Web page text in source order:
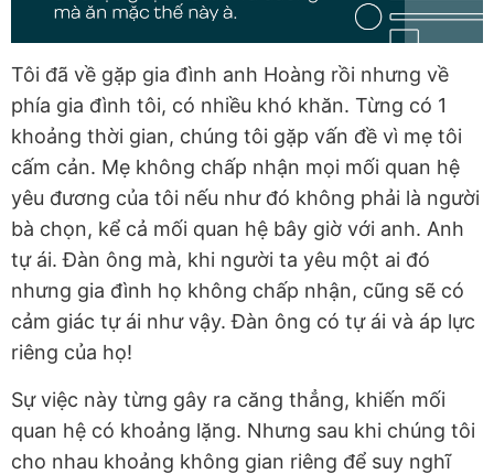
Tôi đã về gặp gia đình anh Hoàng rồi nhưng về
phía gia đình tôi, có nhiều khó khăn. Từng có 1
khoảng thời gian, chúng tôi gặp vấn đề vì mẹ tôi
cấm cản. Mẹ không chấp nhận mọi mối quan hệ
yêu đương của tôi nếu như đó không phải là người
bà chọn, kể cả mối quan hệ bây giờ với anh. Anh
tự ái. Đàn ông mà, khi người ta yêu một ai đó
nhưng gia đình họ không chấp nhận, cũng sẽ có
cảm giác tự ái như vậy. Đàn ông có tự ái và áp lực
riêng của họ!
Sự việc này từng gây ra căng thẳng, khiến mối
quan hệ có khoảng lặng. Nhưng sau khi chúng tôi
cho nhau khoảng không gian riêng để suy nghĩ